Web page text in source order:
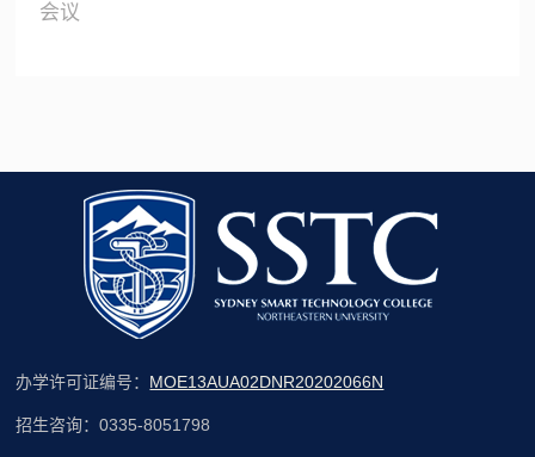
会议
办学许可证编号： MOE13AUA02DNR20202066N
招生咨询：0335-8051798